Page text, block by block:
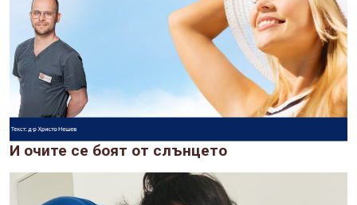
И очите се боят от слънцето